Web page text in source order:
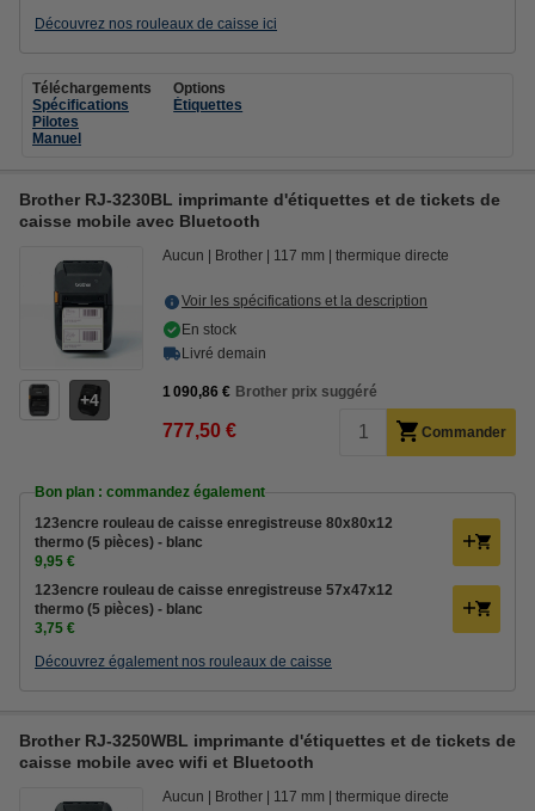
Découvrez nos rouleaux de caisse ici
Téléchargements
Spécifications
Pilotes
Manuel
Options
Étiquettes
Brother RJ-3230BL imprimante d'étiquettes et de tickets de
caisse mobile avec Bluetooth
4
Aucun Brother 117 mm thermique directe
Voir les spécifications et la description
En stock
Livré demain
1 090,86 € Brother prix suggéré
777,50 € Commander
Bon plan : commandez également
123encre rouleau de caisse enregistreuse 80x80x12
thermo (5 pièces) - blanc
9,95 €
123encre rouleau de caisse enregistreuse 57x47x12
thermo (5 pièces) - blanc
3,75 €
Découvrez également nos rouleaux de caisse
Brother RJ-3250WBL imprimante d'étiquettes et de tickets de
caisse mobile avec wifi et Bluetooth
Aucun Brother 117 mm thermique directe